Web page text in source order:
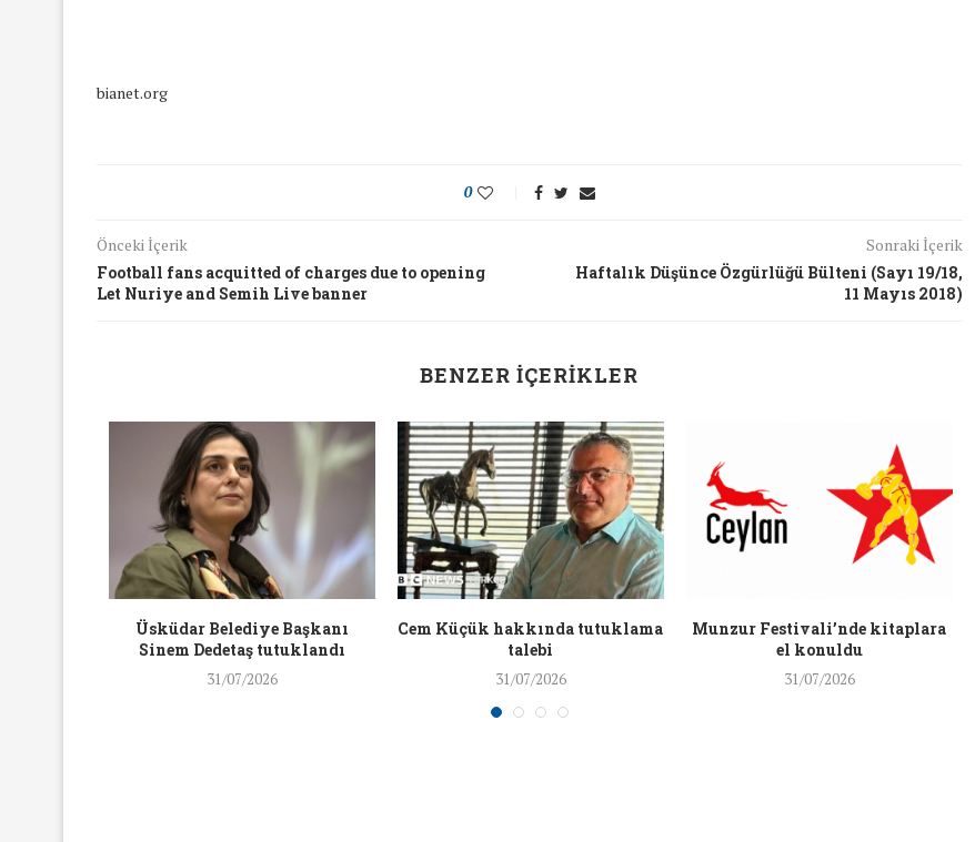
bianet.org
0
Önceki İçerik
Football fans acquitted of charges due to opening
Let Nuriye and Semih Live banner
Sonraki İçerik
Haftalık Düşünce Özgürlüğü Bülteni (Sayı 19/18,
11 Mayıs 2018)
BENZER İÇERIKLER
Üsküdar Belediye Başkanı
Sinem Dedetaş tutuklandı
31/07/2026
Cem Küçük hakkında tutuklama
talebi
31/07/2026
Munzur Festivali’nde kitaplara
el konuldu
31/07/2026
Yaş Ayrımcılığı
Mart Ayında Nefret Söylemi
Şubat Ayında Çatışma Çözümü